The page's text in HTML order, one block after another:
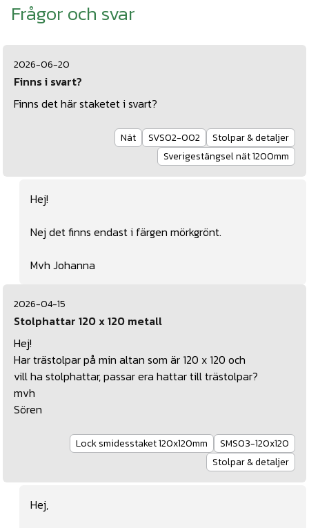
Frågor och svar
2026-06-20
Finns i svart?
Finns det här staketet i svart?
Nät SVS02-002
Stolpar & detaljer
Sverigestängsel nät 1200mm
Hej!
Nej det finns endast i färgen mörkgrönt.
Mvh Johanna
2026-04-15
Stolphattar 120 x 120 metall
Hej!
Har trästolpar på min altan som är 120 x 120 och
vill ha stolphattar, passar era hattar till trästolpar?
mvh
Sören
Lock smidesstaket 120x120mm
SMS03-120x120
Stolpar & detaljer
Hej,